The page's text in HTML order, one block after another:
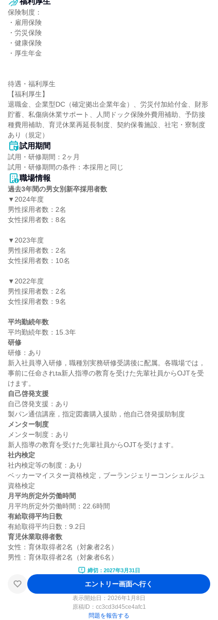
保険制度：
・雇用保険
・労災保険
・健康保険
・厚生年金
待遇・福利厚生
【福利厚生】
退職金、企業型DC（確定拠出企業年金）、労災付加給付金、財形
貯蓄、私傷病休業サポート、人間ドック保険外費用補助、予防接
種費用補助、育児休業再延長制度、契約保養施設、社宅・寮制度
あり（規定）
試用期間
試用・研修期間：2ヶ月
職場情報
過去3年間の男女別新卒採用者数
▼2024年度
男性採用者数：2名
女性採用者数：8名
▼2023年度
男性採用者数：2名
女性採用者数：10名
▼2022年度
男性採用者数：2名
女性採用者数：9名
平均勤続年数
研修
研修：あり
新入社員導入研修，職種別実務研修受講後に配属。各職場では，
事前に任命されta新人指導の教育を受けた先輩社員からOJTを受
自己啓発支援
自己啓発支援：あり
メンター制度
メンター制度：あり
社内検定
社内検定等の制度：あり
ベッカーマイスター資格検定，ブーランジェリーコンシェルジュ
月平均所定外労働時間
有給取得平均日数
育児休業取得者数
女性：育休取得者2名（対象者2名）
締切：2027年3月31日
エントリー画面へ行く
表示開始日：2026年1月8日
原稿ID： cc3cd3d45ce4afc1
問題を報告する